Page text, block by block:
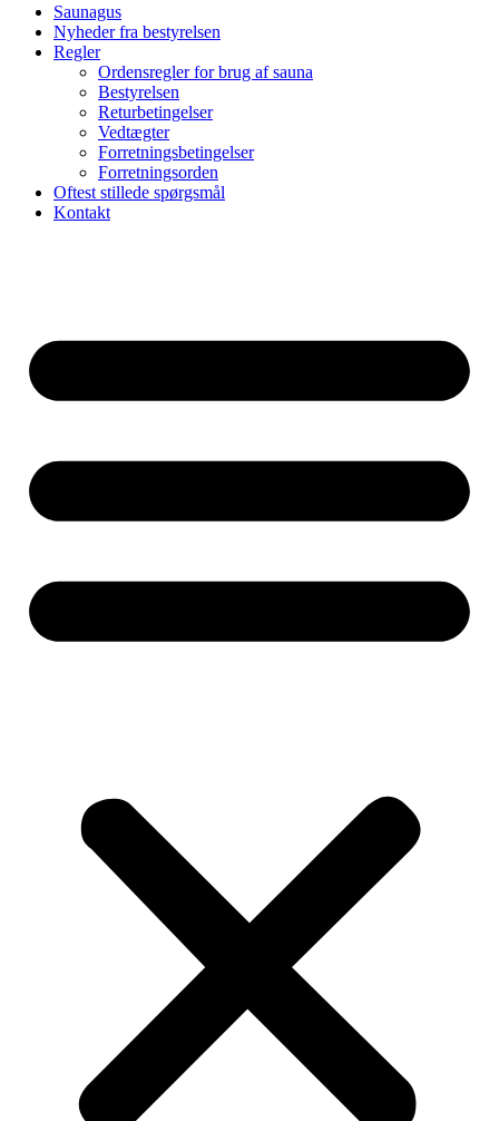
Saunagus
Nyheder fra bestyrelsen
Regler
Ordensregler for brug af sauna
Bestyrelsen
Returbetingelser
Vedtægter
Forretningsbetingelser
Forretningsorden
Oftest stillede spørgsmål
Kontakt